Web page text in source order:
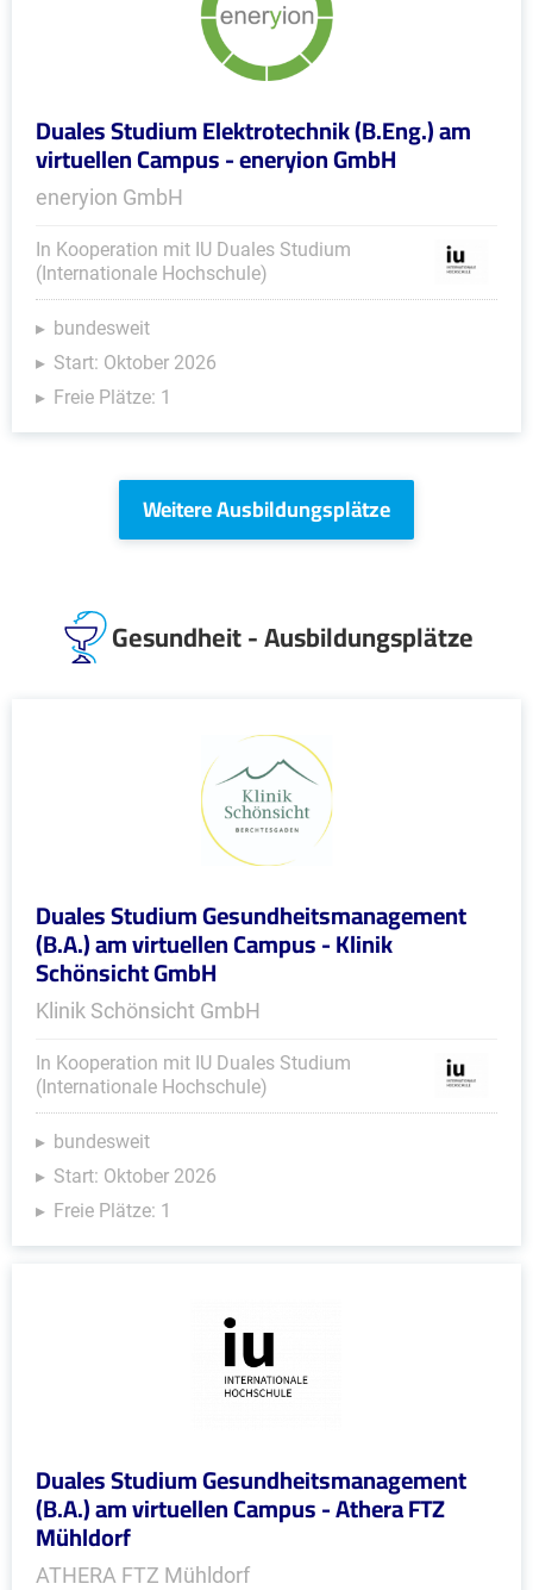
Duales Studium Elektrotechnik (B.Eng.) am
virtuellen Campus - eneryion GmbH
eneryion GmbH
In Kooperation mit IU Duales Studium
(Internationale Hochschule)
bundesweit
Start: Oktober 2026
Freie Plätze: 1
Weitere Ausbildungsplätze
Gesundheit - Ausbildungsplätze
Duales Studium Gesundheitsmanagement
(B.A.) am virtuellen Campus - Klinik
Schönsicht GmbH
Klinik Schönsicht GmbH
In Kooperation mit IU Duales Studium
(Internationale Hochschule)
bundesweit
Start: Oktober 2026
Freie Plätze: 1
Duales Studium Gesundheitsmanagement
(B.A.) am virtuellen Campus - Athera FTZ
Mühldorf
ATHERA FTZ Mühldorf